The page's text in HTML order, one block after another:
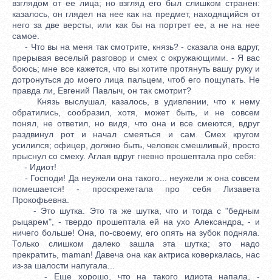
взглядом от ее лица; но взгляд его был слишком странен:
казалось, он глядел на нее как на предмет, находящийся от
него за две версты, или как бы на портрет ее, а не на нее
самое.
- Что вы на меня так смотрите, князь? - сказала она вдруг,
прерывая веселый разговор и смех с окружающими. - Я вас
боюсь; мне все кажется, что вы хотите протянуть вашу руку и
дотронуться до моего лица пальцем, чтоб его пощупать. Не
правда ли, Евгений Павлыч, он так смотрит?
Князь выслушал, казалось, в удивлении, что к нему
обратились, сообразил, хотя, может быть, и не совсем
понял, не ответил, но видя, что она и все смеются, вдруг
раздвинул рот и начал смеяться и сам. Смех кругом
усилился; офицер, должно быть, человек смешливый, просто
прыснул со смеху. Аглая вдруг гневно прошептала про себя:
- Идиот!
- Господи! Да неужели она такого... неужели ж она совсем
помешается! - проскрежетала про себя Лизавета
Прокофьевна.
- Это шутка. Это та же шутка, что и тогда с "бедным
рыцарем", - твердо прошептала ей на ухо Александра, - и
ничего больше! Она, по-своему, его опять на зубок подняла.
Только слишком далеко зашла эта шутка; это надо
прекратить, maman! Давеча она как актриса коверкалась, нас
из-за шалости напугала...
- Еще хорошо, что на такого идиота напала, -